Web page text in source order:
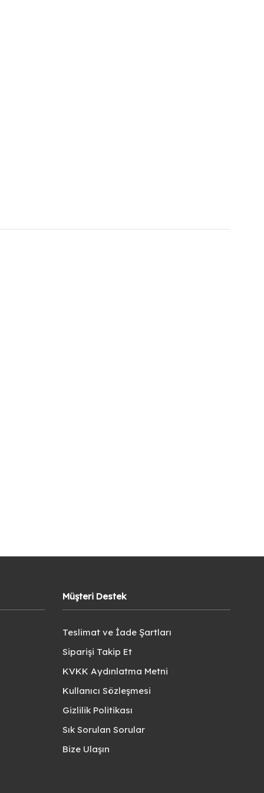
Müşteri Destek
Teslimat ve İade Şartları
Siparişi Takip Et
KVKK Aydınlatma Metni
Kullanıcı Sözleşmesi
Gizlilik Politikası
Sık Sorulan Sorular
Bize Ulaşın